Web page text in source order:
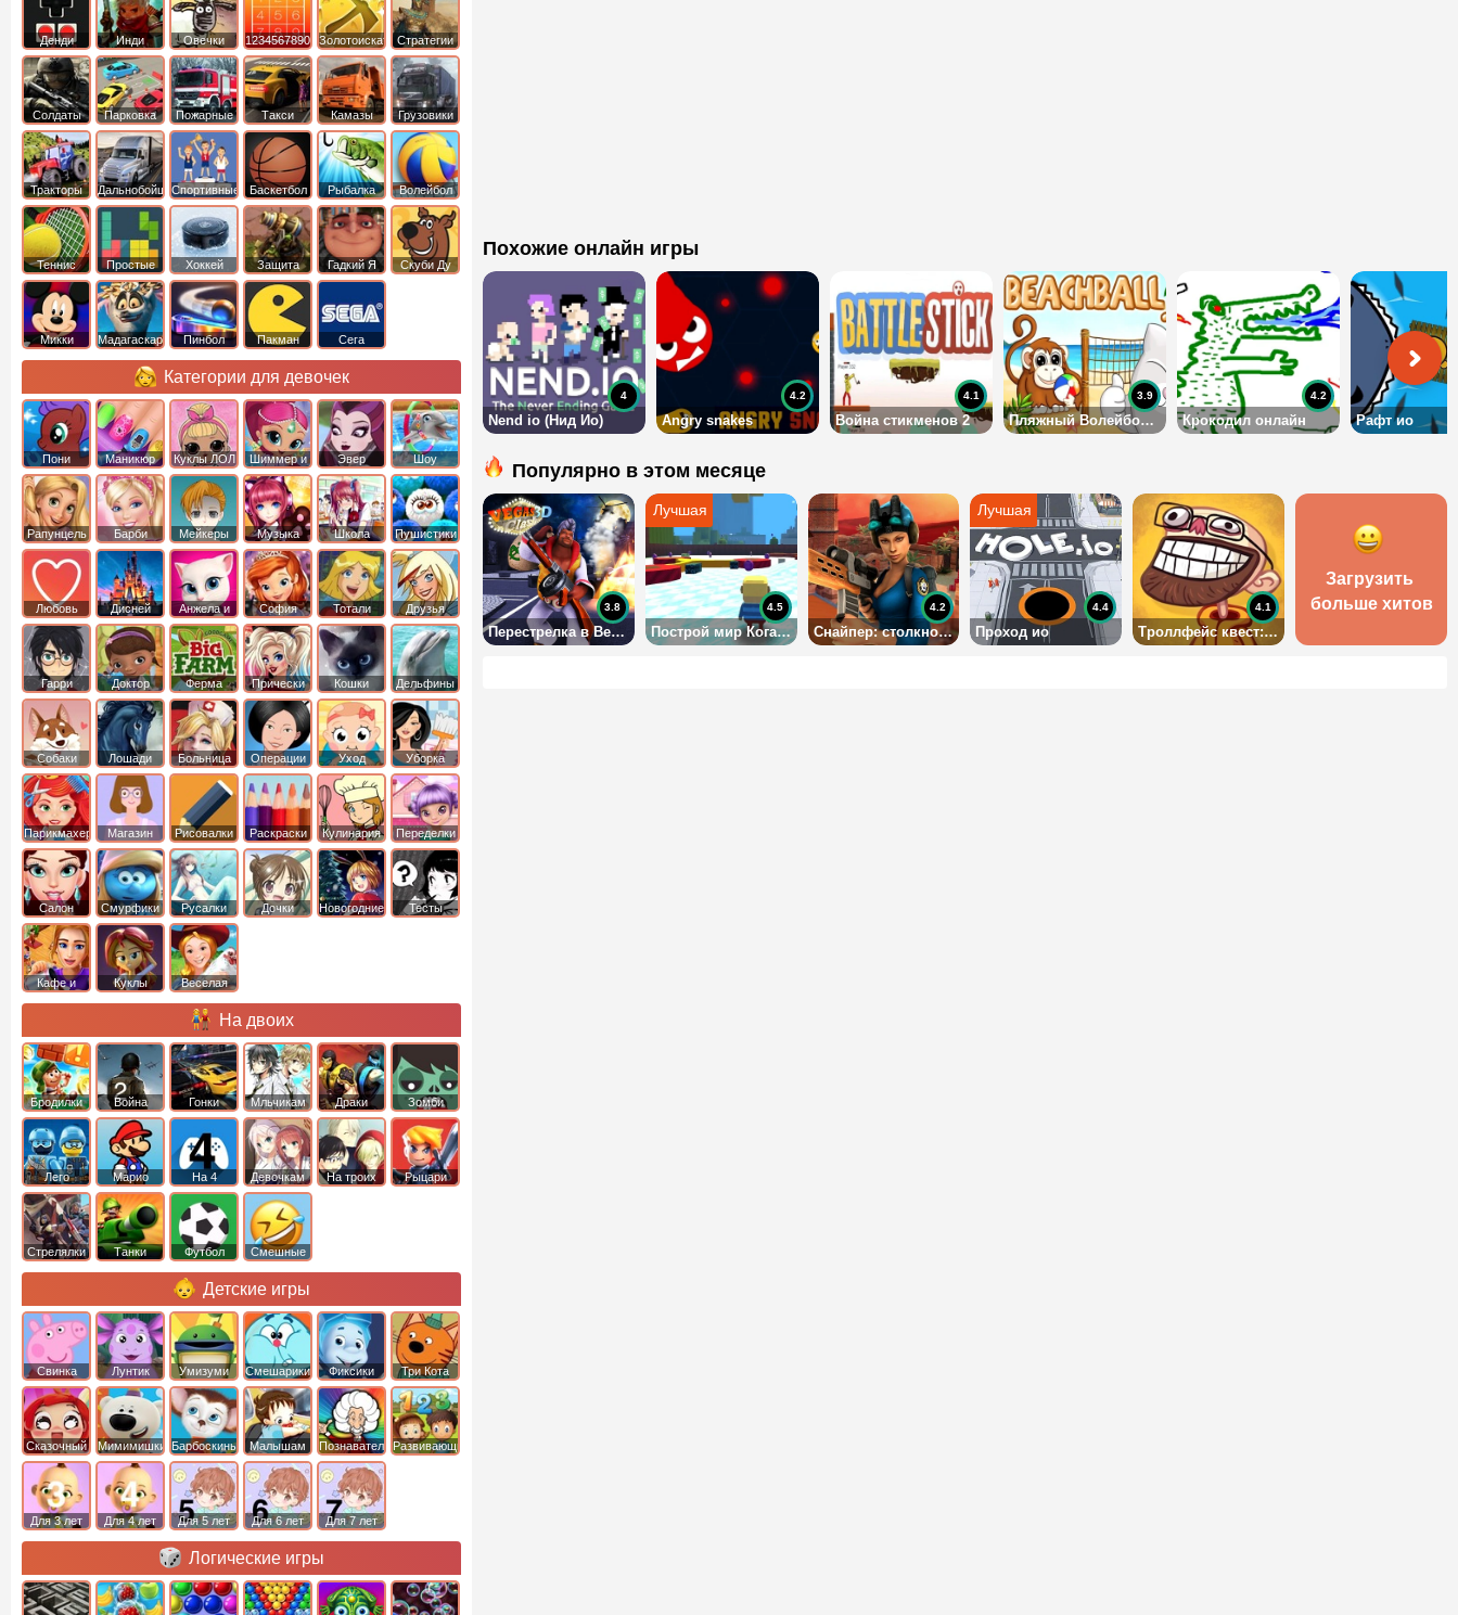
Похожие онлайн игры
Nend io (Нид Ио)
4
Angry snakes
4.2
Война стикменов 2
4.1
Пляжный Волейбол Ио
3.9
Крокодил онлайн
4.2
Рафт ио
Популярно в этом месяце
Перестрелка в Вегасе 3Д
3.8
Построй мир Когама
4.5
Снайпер: столкновение 3Д
4.2
Проход ио
4.4
Троллфейс квест: Видео мемы и телешоу: 2
4.1
Загрузить
больше хитов
Денди Инди
Овечки
идут домой
1234567890 ЗолотоискательСтратегии
Солдаты
Парковка
машин
Пожарные
машины
Такси Камазы Грузовики
Тракторы ДальнобойщикиСпортивные Баскетбол Рыбалка Волейбол
Теннис Простые Хоккей
Защита
башни
Гадкий Я Скуби Ду
Микки
Мадагаскар Пинбол Пакман Сега
Категории для девочек
Пони
креатор
Маникюр Куклы ЛОЛ
Шиммер и
Шайн
Эвер
Афтер Хай
Шоу
дельфинов
Рапунцель Барби Мейкеры Музыка Школа Пушистики
Любовь Дисней
Анжела и
том
София
Прекрасная
Тотали
Спайс
Друзья
ангелов
Гарри
Поттер
Доктор
Плюшева
Ферма Прически Кошки Дельфины
Собаки Лошади Больница Операции Уход Уборка
Парикмахер Магазин Рисовалки Раскраски Кулинария Переделки
Салон Смурфики Русалки Дочки Новогодние Тесты
Кафе и
Куклы
Веселая
На двоих
Бродилки Война Гонки Мльчикам Драки Зомби
Лего Марио На 4 Девочкам На троих Рыцари
Стрелялки Танки Футбол Смешные
Детские игры
Свинка
Пеппа
Лунтик Умизуми Смешарики Фиксики Три Кота
Сказочный
патруль
Мимимишки Барбоскины Малышам ПознавательныеРазвивающие
Для 3 лет Для 4 лет Для 5 лет Для 6 лет Для 7 лет
Логические игры